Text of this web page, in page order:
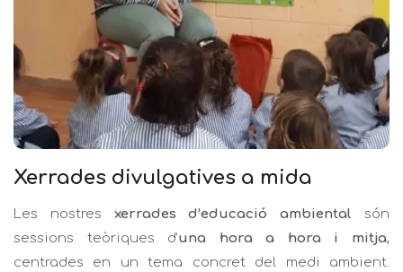
Xerrades divulgatives a mida
Les nostres xerrades d’educació ambiental són
sessions teòriques d’una hora a hora i mitja,
centrades en un tema concret del medi ambient.